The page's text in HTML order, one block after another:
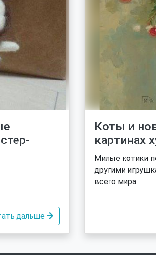
дальше
Коты и
картинах
Милые котики
другими
всего мира